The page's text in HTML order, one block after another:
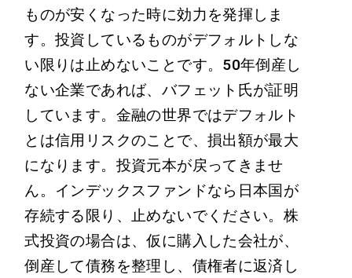
ものが安くなった時に効力を発揮しま
す。投資しているものがデフォルトしな
い限りは止めないことです。50年倒産し
ない企業であれば、バフェット氏が証明
しています。金融の世界ではデフォルト
とは信用リスクのことで、損出額が最大
になります。投資元本が戻ってきませ
ん。インデックスファンドなら日本国が
存続する限り、止めないでください。株
式投資の場合は、仮に購入した会社が、
倒産して債務を整理し、債権者に返済し